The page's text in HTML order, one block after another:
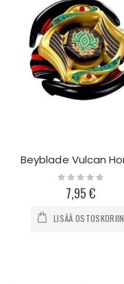
Rating:
0%7,95 €
LISÄÄ OSTOSKORIIN